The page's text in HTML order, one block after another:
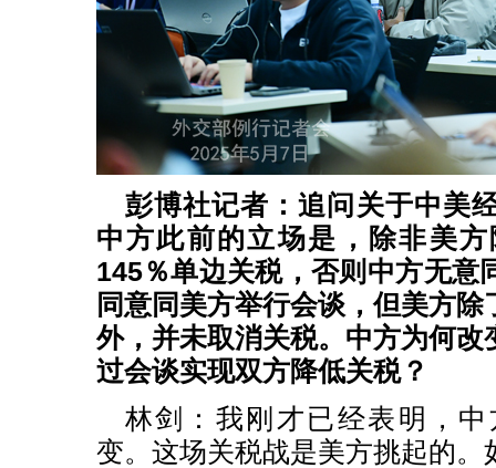
彭博社记者：追问关于中美
中方此前的立场是，除非美
145％单边关税，否则中方无意
同意同美方举行会谈，但美方
外，并未取消关税。中方为何改
过会谈实现双方降低关税？
林剑：我刚才已经表明，
变。这场关税战是美方挑起的。